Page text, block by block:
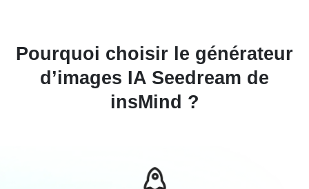
Pourquoi choisir le générateur
d’images IA Seedream de
insMind ?